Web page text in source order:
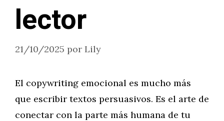
lector
21/10/2025 por Lily
El copywriting emocional es mucho más
que escribir textos persuasivos. Es el arte de
conectar con la parte más humana de tu